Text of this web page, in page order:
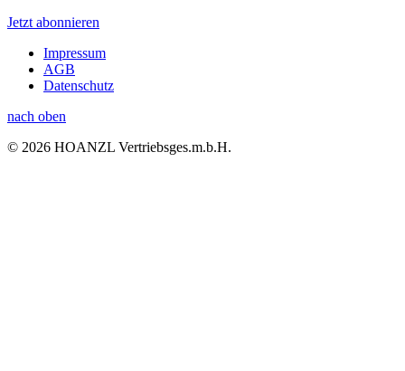
Jetzt abonnieren
Impressum
AGB
Datenschutz
nach oben
© 2026 HOANZL Vertriebsges.m.b.H.